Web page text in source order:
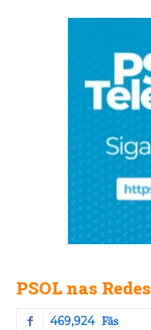
PSOL nas Redes
469,924 Fãs